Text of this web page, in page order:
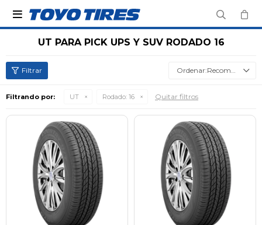

UT PARA PICK UPS Y SUV RODADO 16
Recomendados
Filtrando por: UT Rodado: 16 Quitar filtros